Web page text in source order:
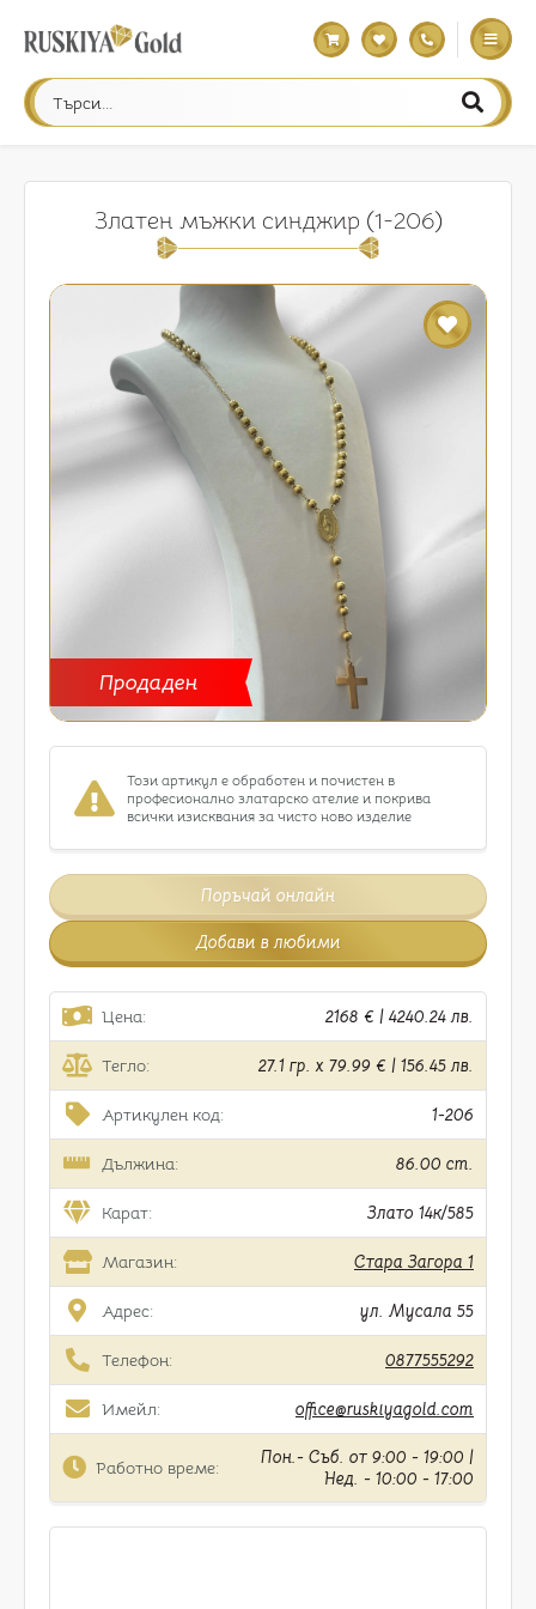
Златен мъжки синджир (1-206)
Продаден
Този артикул е обработен и почистен в
професионално златарско ателие и покрива
всички изисквания за чисто ново изделие
Поръчай онлайн
Добави в любими
Цена: 2168 € | 4240.24 лв.
Тегло: 27.1 гр. x 79.99 € | 156.45 лв.
Артикулен код: 1-206
Дължина: 86.00 cm.
Карат: Злато 14к/585
Магазин: Стара Загора 1
Адрес: ул. Мусала 55
Телефон: 0877555292
Имейл: office@ruskiyagold.com
Работно време:
Пон.- Съб. от 9:00 - 19:00 |
Нед. - 10:00 - 17:00